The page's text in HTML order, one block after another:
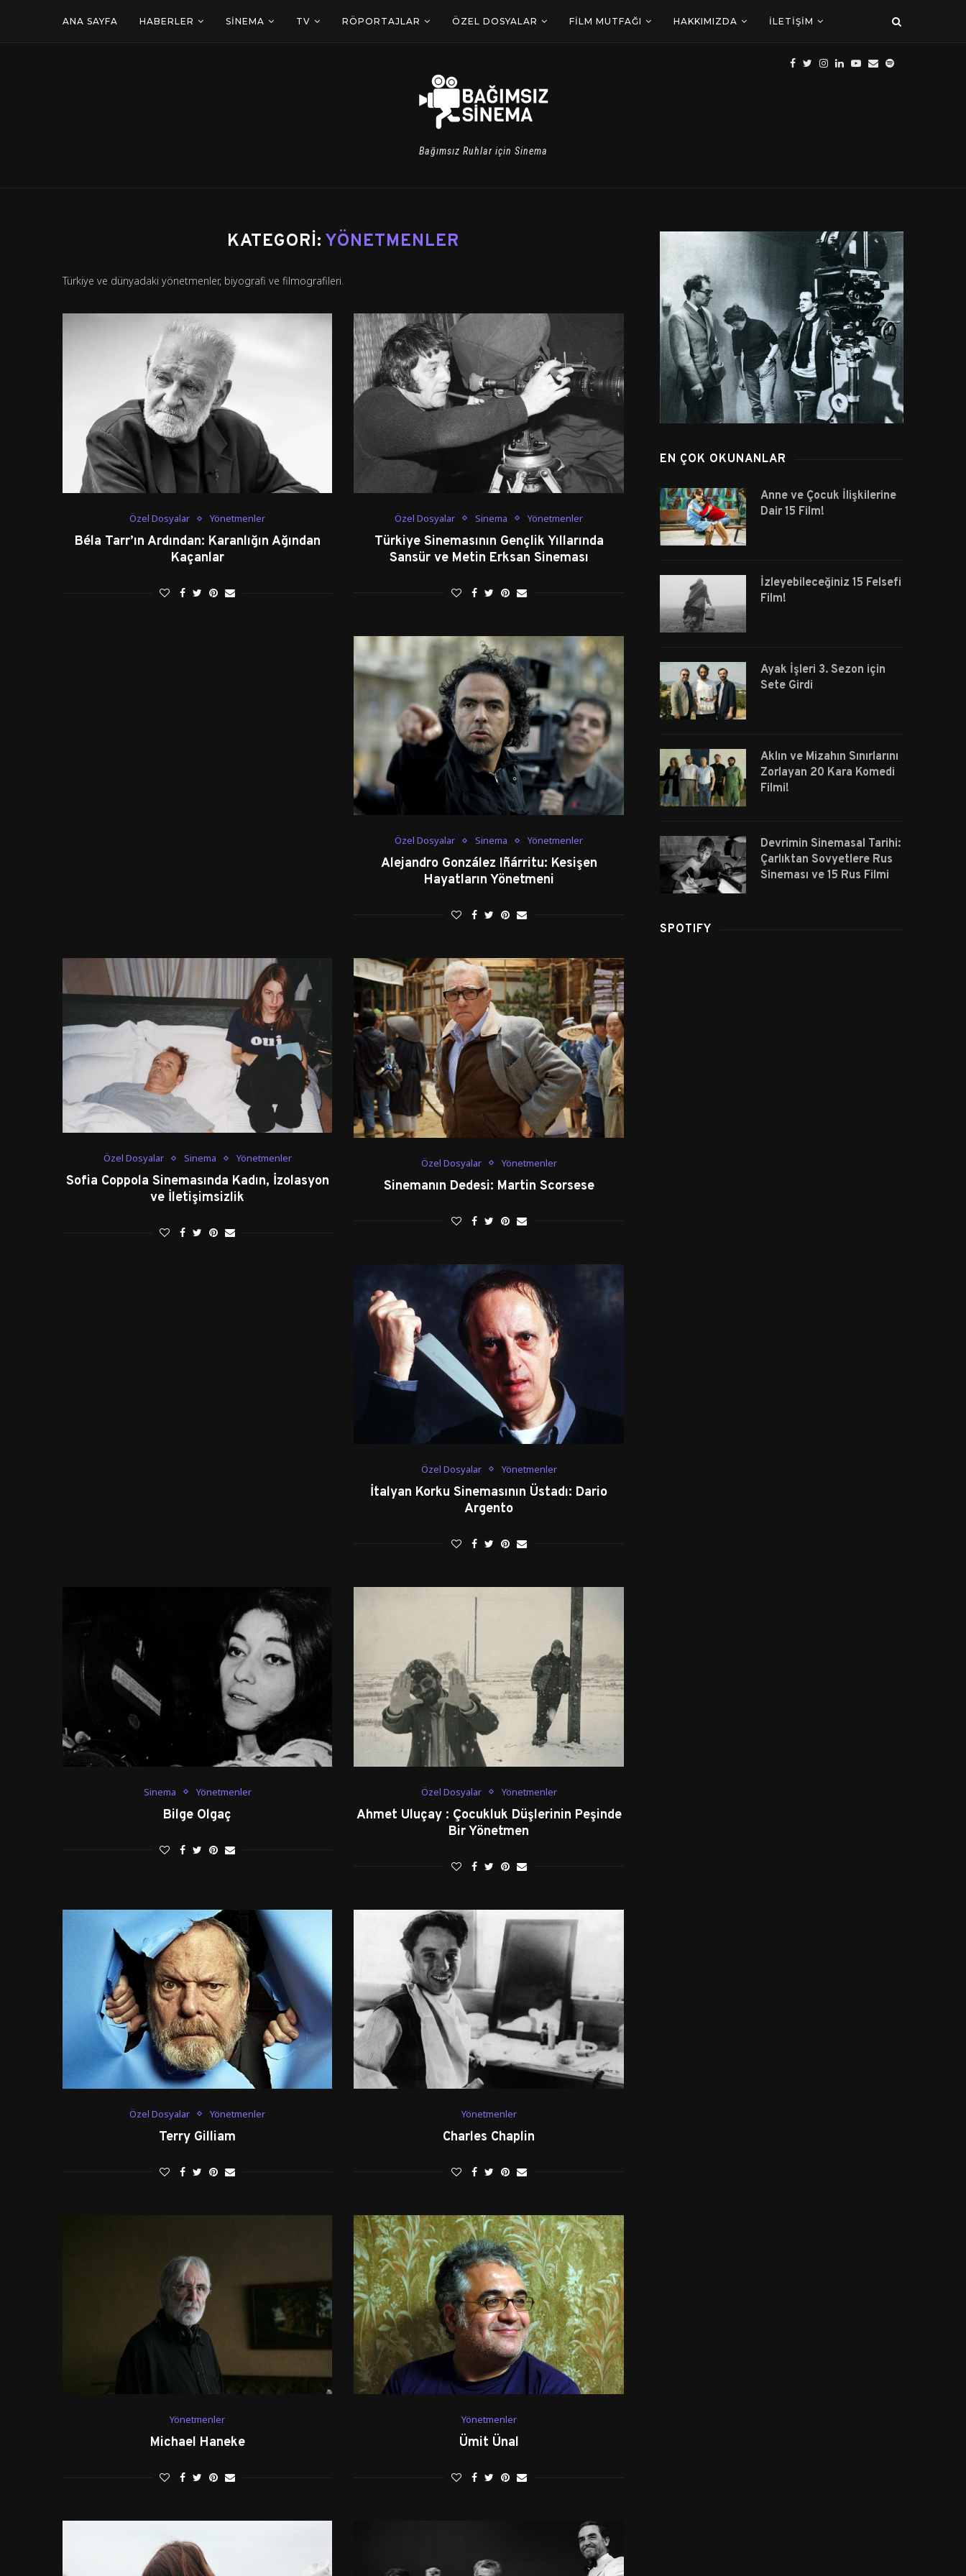
ANA SAYFA HABERLER SINEMA TV RÖPORTAJLAR ÖZEL DOSYALAR FILM MUTFAĞI HAKKIMIZDA İLETIŞIM
Bağımsız Ruhlar için Sinema
KATEGORI: YÖNETMENLER
Türkiye ve dünyadaki yönetmenler, biyografi ve filmografileri.
Özel Dosyalar Yönetmenler
Béla Tarr’ın Ardından: Karanlığın Ağından
Kaçanlar
Özel Dosyalar Sinema Yönetmenler
Türkiye Sinemasının Gençlik Yıllarında
Sansür ve Metin Erksan Sineması
Özel Dosyalar Sinema Yönetmenler
Alejandro González Iñárritu: Kesişen
Hayatların Yönetmeni
Özel Dosyalar Sinema Yönetmenler
Sofia Coppola Sinemasında Kadın, İzolasyon
ve İletişimsizlik
Özel Dosyalar Yönetmenler
Sinemanın Dedesi: Martin Scorsese
Özel Dosyalar Yönetmenler
İtalyan Korku Sinemasının Üstadı: Dario
Argento
Sinema Yönetmenler
Bilge Olgaç
Özel Dosyalar Yönetmenler
Ahmet Uluçay : Çocukluk Düşlerinin Peşinde
Bir Yönetmen
Özel Dosyalar Yönetmenler
Terry Gilliam
Yönetmenler
Charles Chaplin
Yönetmenler
Michael Haneke
Yönetmenler
Ümit Ünal
EN ÇOK OKUNANLAR
Anne ve Çocuk İlişkilerine
Dair 15 Film!
İzleyebileceğiniz 15 Felsefi
Film!
Ayak İşleri 3. Sezon için
Sete Girdi
Aklın ve Mizahın Sınırlarını
Zorlayan 20 Kara Komedi
Filmi!
Devrimin Sinemasal Tarihi:
Çarlıktan Sovyetlere Rus
Sineması ve 15 Rus Filmi
SPOTIFY